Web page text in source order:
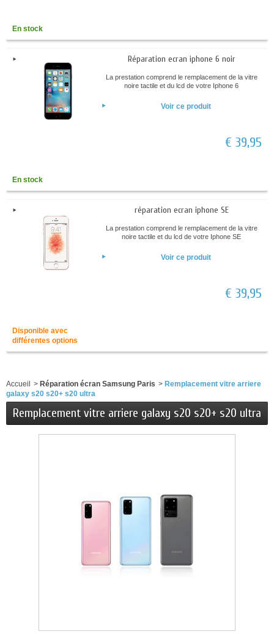
En stock
Réparation ecran iphone 6 noir
La prestation comprend le remplacement de la vitre
noire tactile et du lcd de votre Iphone 6
Voir ce produit
€ 39,95
En stock
réparation ecran iphone SE
La prestation comprend le remplacement de la vitre
noire tactile et du lcd de votre Iphone SE
Voir ce produit
€ 39,95
Disponible avec
différentes options
Accueil > Réparation écran Samsung Paris > Remplacement vitre arriere
galaxy s20 s20+ s20 ultra
Remplacement vitre arriere galaxy s20 s20+ s20 ultra